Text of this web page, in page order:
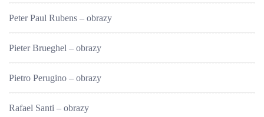
Peter Paul Rubens – obrazy
Pieter Brueghel – obrazy
Pietro Perugino – obrazy
Rafael Santi – obrazy